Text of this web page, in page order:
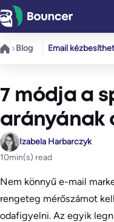
Ugrás
a
tartalomhoz
Blog Email
7 módja a
arányának
Izabela Harbarczyk
10min(s) read
Nem könnyű e-mail
rengeteg mérőszámot
odafigyelni. Az egyik